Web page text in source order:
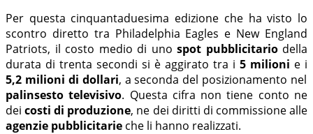
Per questa cinquantaduesima edizione che ha visto lo
scontro diretto tra Philadelphia Eagles e New England
Patriots, il costo medio di uno spot pubblicitariodella
durata di trenta secondi si è aggirato tra i 5 milioni e i
5,2 milioni di dollari, a seconda del posizionamento nel
palinsesto televisivo. Questa cifra non tiene conto ne
deicosti di produzione, ne dei diritti di commissione alle
agenzie pubblicitarie che li hanno realizzati.